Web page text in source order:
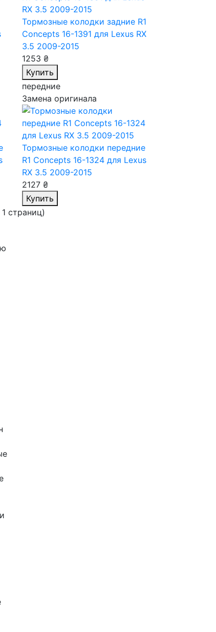
Тормозные колодки задние R1
Concepts 16-1391 для Lexus RX
3.5 2009-2015
1253 ₴
Купить
передние
Замена оригинала
Тормозные колодки передние
R1 Concepts 16-1324 для Lexus
RX 3.5 2009-2015
2127 ₴
Купить
страниц)